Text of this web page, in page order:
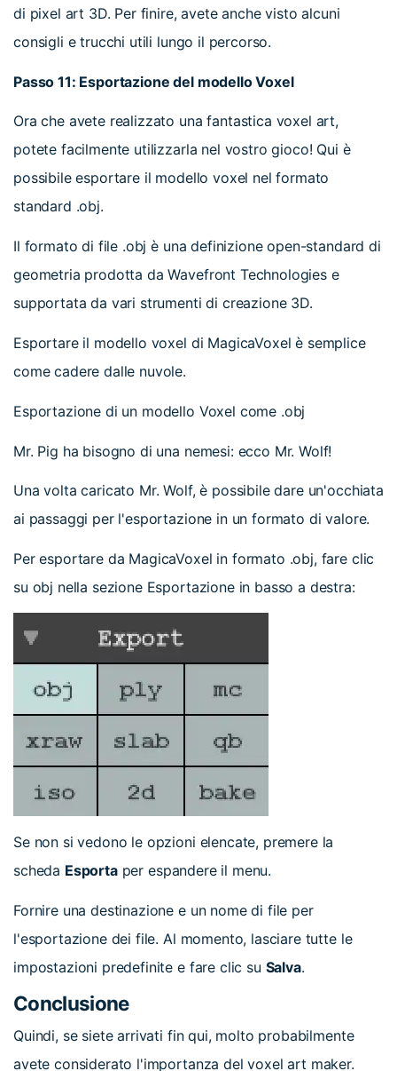
di pixel art 3D. Per finire, avete anche visto alcuni
consigli e trucchi utili lungo il percorso.
Passo 11: Esportazione del modello Voxel
Ora che avete realizzato una fantastica voxel art,
potete facilmente utilizzarla nel vostro gioco! Qui è
possibile esportare il modello voxel nel formato
standard .obj.
Il formato di file .obj è una definizione open-standard di
geometria prodotta da Wavefront Technologies e
supportata da vari strumenti di creazione 3D.
Esportare il modello voxel di MagicaVoxel è semplice
come cadere dalle nuvole.
Esportazione di un modello Voxel come .obj
Mr. Pig ha bisogno di una nemesi: ecco Mr. Wolf!
Una volta caricato Mr. Wolf, è possibile dare un'occhiata
ai passaggi per l'esportazione in un formato di valore.
Per esportare da MagicaVoxel in formato .obj, fare clic
su obj nella sezione Esportazione in basso a destra:
Se non si vedono le opzioni elencate, premere la
scheda Esporta per espandere il menu.
Fornire una destinazione e un nome di file per
l'esportazione dei file. Al momento, lasciare tutte le
impostazioni predefinite e fare clic su Salva.
Conclusione
Quindi, se siete arrivati fin qui, molto probabilmente
avete considerato l'importanza del voxel art maker.